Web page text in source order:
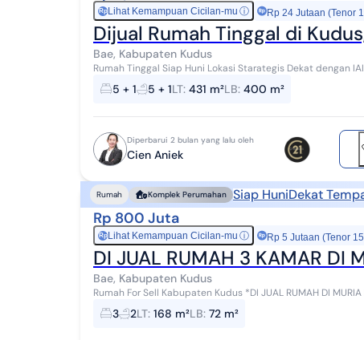
RpLihat Kemampuan Cicilan-mu ⓘ Rp 24 Jutaan (Tenor
Dijual Rumah Tinggal di
Bae, Kabupaten Kudus
Rumah Tinggal Siap Huni Lokasi Starategis Dekat dengan IAIN Kudus Dekat dengan Universitas Muria Kudus
#285783
5 + 1 5 + 1LT: 431 m²LB: 400 m²
Diperbarui 2 bulan yang lalu oleh
Cien Aniek
Rumah Komplek Perumahan Siap HuniDekat
Rp 800 Juta
RpLihat Kemampuan Cicilan-mu ⓘ Rp 5 Jutaan (Tenor
DI JUAL
Bae, Kabupaten Kudus
Rumah For Sell Kabupaten Kudus *DI JUAL RUMAH DI MURIA KUDUS* *Tipe Properti*: Rumah
*Kondisi*: Siap PAKAI, renovasi sedikit ...
3 2LT: 168 m²LB: 72 m²